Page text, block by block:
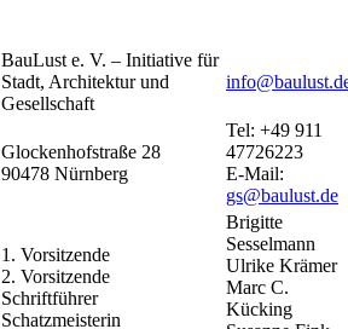
BauLust e. V. – Initiative für
Stadt, Architektur und
Gesellschaft
Glockenhofstraße 28
90478 Nürnberg
Tel: +49 911
47726223
E-Mail:
gs@baulust.de
1. Vorsitzende
2. Vorsitzende
Schriftführer
Schatzmeisterin
Brigitte
Sesselmann
Ulrike Krämer
Marc C.
Kücking